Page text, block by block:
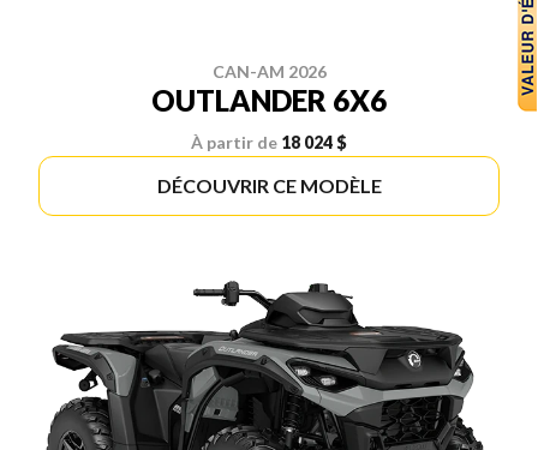
CAN-AM 2026
OUTLANDER 6X6
À partir de 18 024 $
DÉCOUVRIR CE MODÈLE